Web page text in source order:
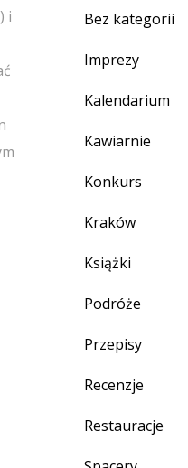
i
Bez kategorii
Imprezy
Kalendarium
Kawiarnie
Konkurs
Kraków
Książki
Podróże
Przepisy
Recenzje
Restauracje